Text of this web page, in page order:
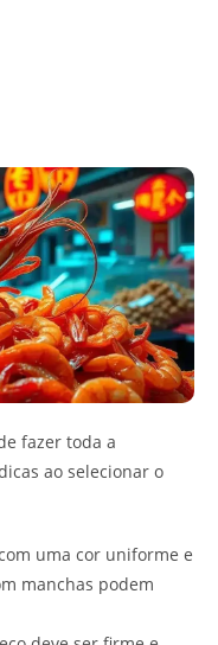
fazer toda a
ao selecionar o
uma cor uniforme e
manchas podem